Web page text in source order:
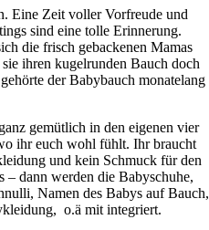
Eine Zeit voller Vorfreude und
sind eine tolle Erinnerung.
die frisch gebackenen Mamas
ihren kugelrunden Bauch doch
der Babybauch monatelang
gemütlich in den eigenen vier
ihr euch wohl fühlt. Ihr braucht
und kein Schmuck für den
– dann werden die Babyschuhe,
Namen des Babys auf Bauch,
o.ä mit integriert.